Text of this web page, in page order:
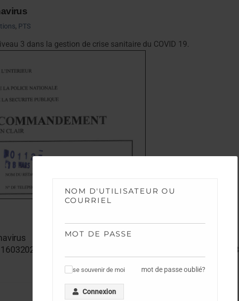
NOM D'UTILISATEUR OU
COURRIEL
MOT DE PASSE
se souvenir de moi mot de passe oublié?
Connexion
, PTS
3 dans la gestion de crise sanitaire du COVID 19.
16032020 Message du DGPN Aux Policiers Suite COVID19 N3